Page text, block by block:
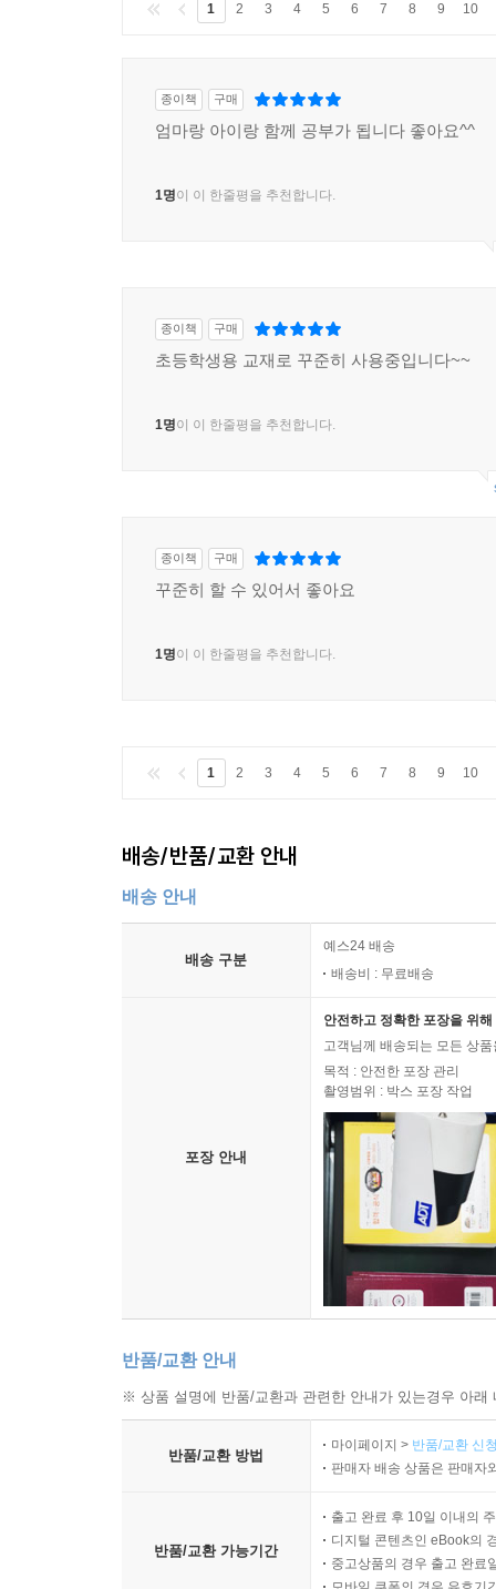
1 2 3 4 5 6 7 8 9 10
종이책 구매
엄마랑 아이랑 함께 공부가 됩니다 좋아요^^
1명이 이 한줄평을 추천합니다.
종이책 구매
초등학생용 교재로 꾸준히 사용중입니다~~
1명이 이 한줄평을 추천합니다.
종이책 구매
꾸준히 할 수 있어서 좋아요
1명이 이 한줄평을 추천합니다.
1 2 3 4 5 6 7 8 9 10
배송/반품/교환 안내
배송 안내
배송 구분
예스24 배송
배송비 : 무료배송
포장 안내
안전하고 정확한 포장을 위
고객님께 배송되는 모든 상
목적 : 안전한 포장 관리
촬영범위 : 박스 포장 작업
반품/교환 안내
※ 상품 설명에 반품/교환과 관련한 안내가 있는경우 아
반품/교환 방법
마이페이지 > 반품/교환 신
판매자 배송 상품은 판매자
반품/교환 가능기간
출고 완료 후 10일 이내의
디지털 콘텐츠인 eBook의
중고상품의 경우 출고 완료